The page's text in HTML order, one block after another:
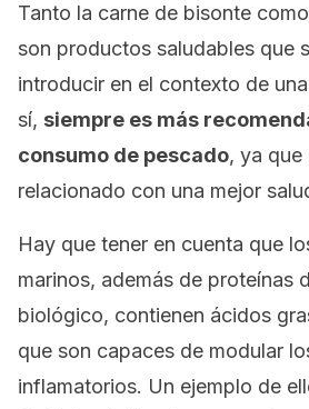
Tanto la carne de bisonte
son productos saludables que
introducir en el contexto de
sí, siempre es más
consumo de pescado, ya que
relacionado con una mejor
Hay que tener en cuenta que
marinos, además de proteínas
biológico, contienen ácidos
que son capaces de modular
inflamatorios. Un ejemplo de